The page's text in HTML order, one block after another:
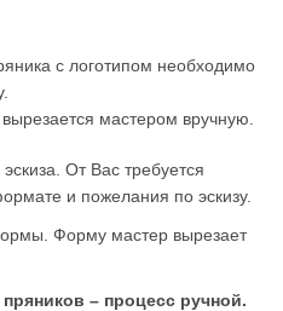
с логотипом необходимо
мастером вручную.
От Вас требуется
и пожелания по эскизу.
Форму мастер вырезает
– процесс ручной.